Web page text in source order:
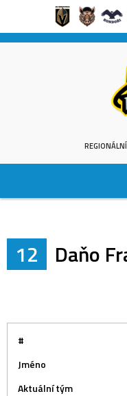
Skip
12 Daňo
#
Jméno
Aktuální tým